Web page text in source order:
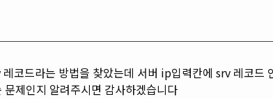
코드라는 방법을 찾았는데 서버 ip입력칸에 srv 레코
제인지 알려주시면 감사하겠습니다